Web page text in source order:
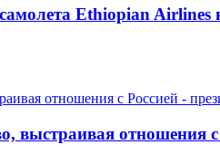
Ethiopian Airlines
выстраивая отношения